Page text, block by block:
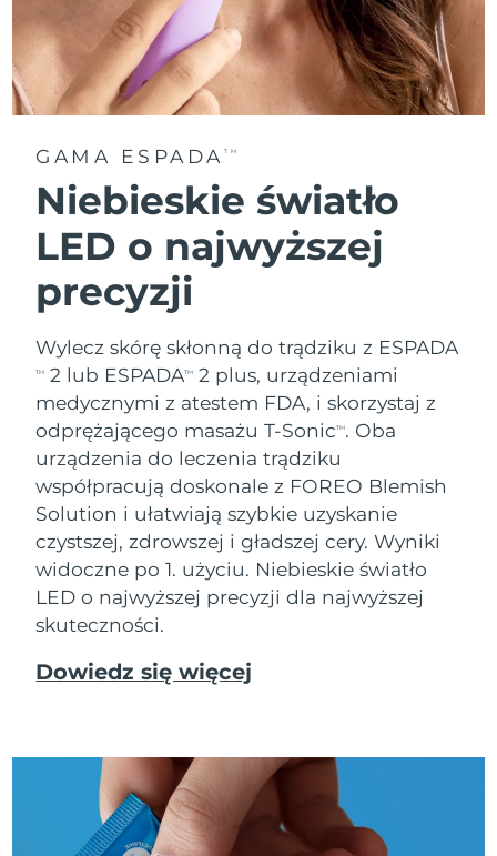
GAMA ESPADA TM
Niebieskie światło
LED o najwyższej
precyzji
Wylecz skórę skłonną do trądziku z ESPADA
TM 2 lub ESPADATM
2 plus, urządzeniami
medycznymi z atestem FDA, i skorzystaj z
odprężającego masażu T-SonicTM. Oba
urządzenia do leczenia trądziku
współpracują doskonale z FOREO Blemish
Solution i ułatwiają szybkie uzyskanie
czystszej, zdrowszej i gładszej cery. Wyniki
widoczne po 1. użyciu. Niebieskie światło
LED o najwyższej precyzji dla najwyższej
skuteczności.
Dowiedz się więcej